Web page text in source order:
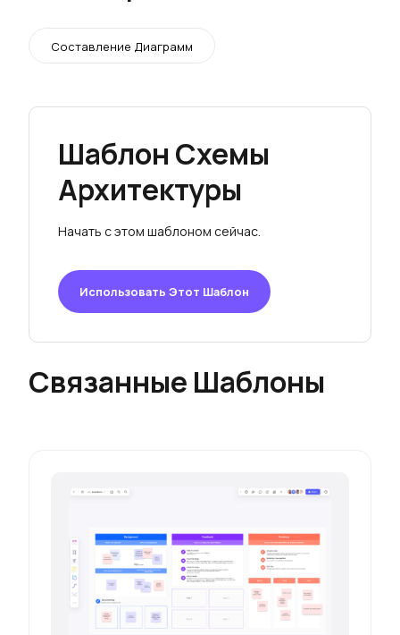
Составление Диаграмм
Шаблон Схемы
Архитектуры
Начать с этом шаблоном сейчас.
Использовать Этот Шаблон
Связанные Шаблоны